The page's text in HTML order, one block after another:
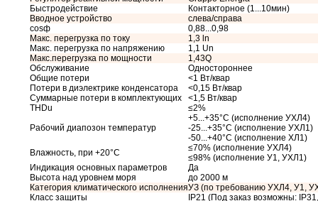
Быстродействие
Контакторное (1...10мин)
Вводное устройство
слева/справа
cosф
0,88...0,98
Макс. перегрузка по току
1,3 ln
Макс. перегрузка по напряжению
1,1 Un
Макс.перегрузка по мощности
1,43Q
Обслуживание
Одностороннее
Общие потери
<1 Вт/квар
Потери в диэлектрике конденсатора
<0,15 Вт/квар
Суммарные потери в комплектующих
<1,5 Вт/квар
THDu
≤2%
Рабочий диапозон температур
+5...+35°С (исполнение УХЛ4)
-25...+35°С (исполнение УХЛ1)
-50...+40°С (исполнение ХЛ1)
Влажность, при +20°С
≤70% (исполнение УХЛ4)
≤98% (исполнение У1, УХЛ1)
Индикация основных параметров
Да
Высота над уровнем моря
до 2000 м
Категория климатического исполненияУЗ (по требованию УХЛ4, У1,
Класс защиты
IP21 (Под заказ возможны: